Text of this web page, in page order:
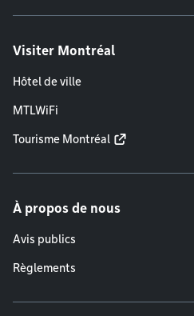
Visiter Montréal
Hôtel de ville
MTLWiFi
Tourisme Montréal
À propos de nous
Avis publics
Règlements